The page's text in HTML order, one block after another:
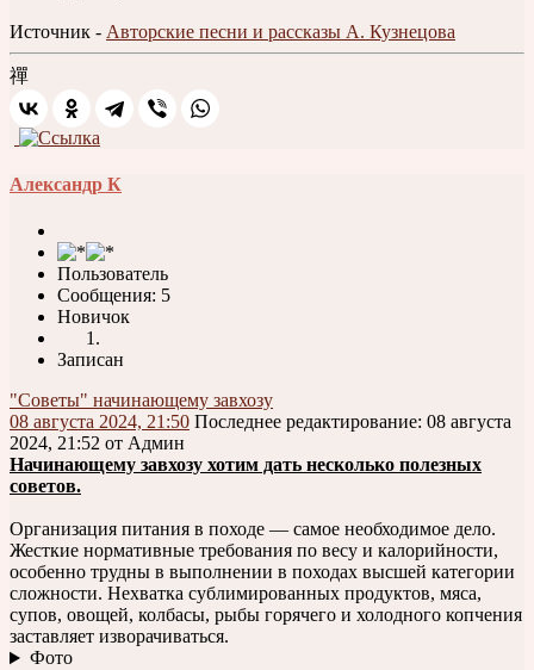
Источник - Авторские песни и рассказы А. Кузнецова
禪
Александр К
Пользователь
Сообщения: 5
Новичок
Записан
"Советы" начинающему завхозу
08 августа 2024, 21:50 Последнее редактирование: 08 августа
2024, 21:52 от Админ
Начинающему завхозу хотим дать несколько полезных
советов.
Организация питания в походе — самое необходимое дело.
Жесткие нормативные требования по весу и калорийности,
особенно трудны в выполнении в походах высшей категории
сложности. Нехватка сублимированных продуктов, мяса,
супов, овощей, колбасы, рыбы горячего и холодного копчения
заставляет изворачиваться.
Фото